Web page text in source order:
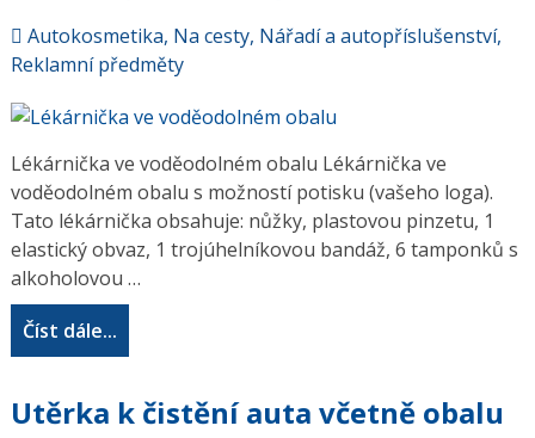
Autokosmetika, Na cesty, Nářadí a autopříslušenství,
Reklamní předměty
Lékárnička ve voděodolném obalu Lékárnička ve
voděodolném obalu s možností potisku (vašeho loga).
Tato lékárnička obsahuje: nůžky, plastovou pinzetu, 1
elastický obvaz, 1 trojúhelníkovou bandáž, 6 tamponků s
alkoholovou …
Číst dále...
Utěrka k čistění auta včetně obalu